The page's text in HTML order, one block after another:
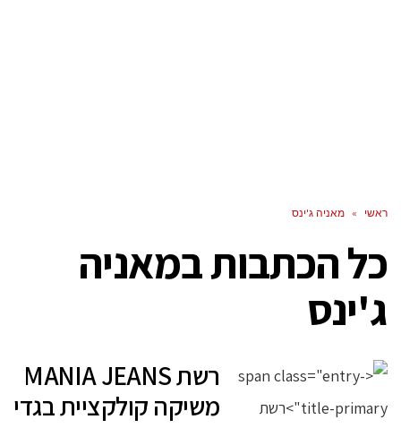
ראשי » מאניה ג'ינס
כל הכתבות במאניה
ג'ינס
רשת MANIA JEANS
משיקה קולקציית בגדי